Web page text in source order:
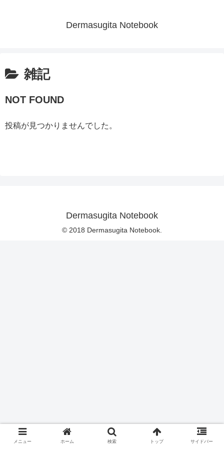
Dermasugita Notebook
雑記
NOT FOUND
投稿が見つかりませんでした。
Dermasugita Notebook
© 2018 Dermasugita Notebook.
メニュー ホーム 検索 トップ サイドバー